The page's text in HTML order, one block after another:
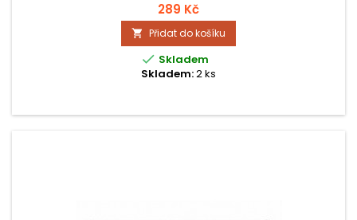
289 Kč
 Přidat do košíku
 Skladem
Skladem:2 ks